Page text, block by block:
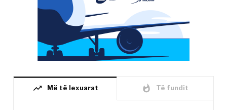
trending_up Më të lexuarat whatshot Të fundit